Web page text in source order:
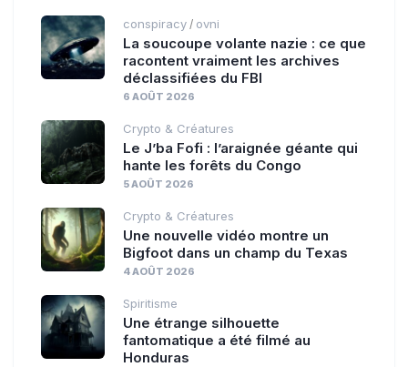
conspiracy / ovni
La soucoupe volante nazie : ce que
racontent vraiment les archives
déclassifiées du FBI
6 AOÛT 2026
Crypto & Créatures
Le J’ba Fofi : l’araignée géante qui
hante les forêts du Congo
5 AOÛT 2026
Crypto & Créatures
Une nouvelle vidéo montre un
Bigfoot dans un champ du Texas
4 AOÛT 2026
Spiritisme
Une étrange silhouette
fantomatique a été filmé au
Honduras